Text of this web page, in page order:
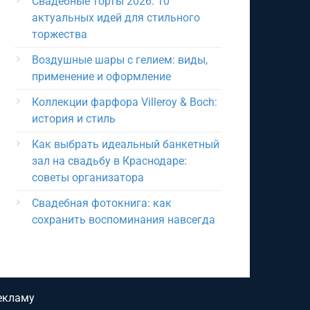
актуальных идей для стильного
торжества
Воздушные шары с гелием: виды,
применение и оформление
Коллекции фарфора Villeroy & Boch:
история и стиль
Как выбрать идеальный банкетный
зал на свадьбу в Краснодаре:
советы организатора
Свадебная фотокнига: как
сохранить воспоминания навсегда